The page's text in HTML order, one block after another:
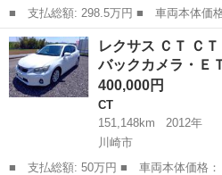
■ 支払総額: 298.5万円 ■ 車両本体価格： 2,800,000 円 ■ メーカ
ー名： レクサス ■ 車種名： ＣＴ ■
ｈ バージョンＬ セーフティシステ
グ バック...
神奈川 高座郡 CT
レクサス ＣＴ Ｃ
バックカメラ・Ｅ
400,000円
CT
151,148km
2012年
川崎市
■ 支払総額: 50万円 ■ 車両本体価格： 400,000 円 ■ メーカー